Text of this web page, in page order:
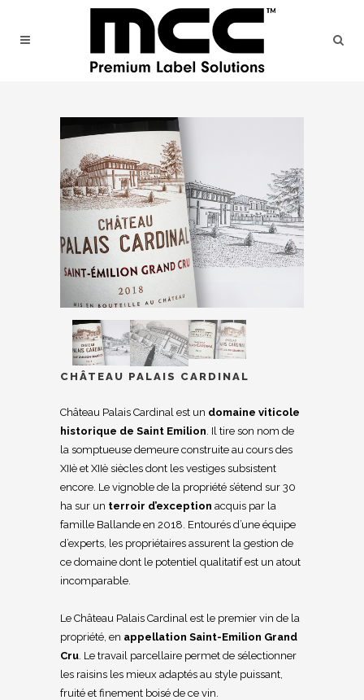
CHÂTEAU PALAIS CARDINAL
Château Palais Cardinal est un domaine viticole
historique de Saint Emilion . Il tire son nom de
la somptueuse demeure construite au cours des
XIIè et XIIè siècles dont les vestiges subsistent
encore. Le vignoble de la propriété s’étend sur 30
ha sur un terroir d’exception acquis par la
famille Ballande en 2018. Entourés d’une équipe
d’experts, les propriétaires assurent la gestion de
ce domaine dont le potentiel qualitatif est un atout
incomparable.
Le Château Palais Cardinal est le premier vin de la
propriété, en appellation Saint-Emilion Grand
Cru . Le travail parcellaire permet de sélectionner
les raisins les mieux adaptés au style puissant,
fruité et finement boisé de ce vin.